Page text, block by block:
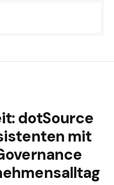
dotSource
mit